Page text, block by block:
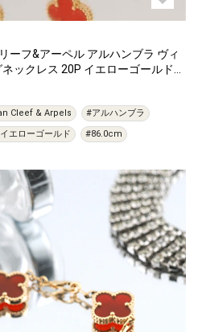
ーフ&アーペル アルハンブラ ヴィ
ックレス 20P イエローゴールド
Cleef & Arpels
#アルハンブラ
エローゴールド
#86.0cm